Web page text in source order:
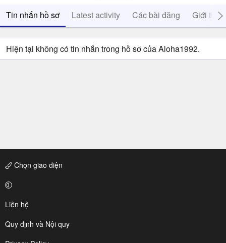
Tin nhắn hồ sơ Latest activity Các bài đăng Giới thiệu
Hiện tại không có tin nhắn trong hồ sơ của Aloha1992.
Chọn giao diện
Liên hệ
Quy định và Nội quy